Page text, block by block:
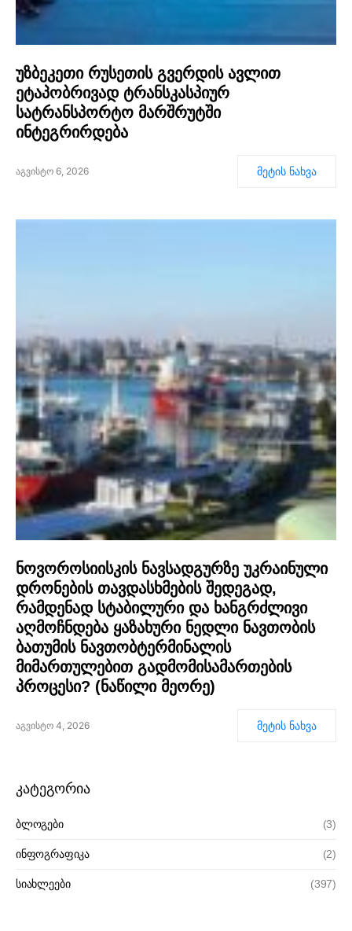
უზბეკეთი რუსეთის გვერდის ავლით
ეტაპობრივად ტრანსკასპიურ
სატრანსპორტო მარშრუტში
ინტეგრირდება
აგვისტო 6, 2026 მეტის ნახვა
ნოვოროსიისკის ნავსადგურზე უკრაინული
დრონების თავდასხმების შედეგად,
რამდენად სტაბილური და ხანგრძლივი
აღმოჩნდება ყაზახური ნედლი ნავთობის
ბათუმის ნავთობტერმინალის
მიმართულებით გადმომისამართების
პროცესი? (ნაწილი მეორე)
აგვისტო 4, 2026 მეტის ნახვა
კატეგორია
ბლოგები (3)
ინფოგრაფიკა (2)
სიახლეები (397)